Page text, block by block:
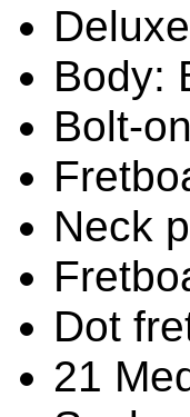
Body:
Bolt-
Neck
Dot
21